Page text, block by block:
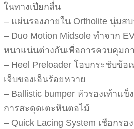
ในทางเปียกลื่น
– แผ่นรองภายใน Ortholite นุ่มส
– Duo Motion Midsole ทำจาก
หนาแน่นต่างกันเพื่อการควบคุมก
– Heel Preloader โอบกระชับข้อ
เจ็บของเอ็นร้อยหวาย
– Ballistic bumper หัวรองเท้าแข็
การสะดุดเตะหินตอไม้
– Quick Lacing System เชือกรอ